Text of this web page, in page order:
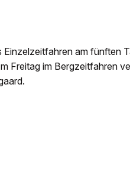
am fünften
Freitag im Bergzeitfahren